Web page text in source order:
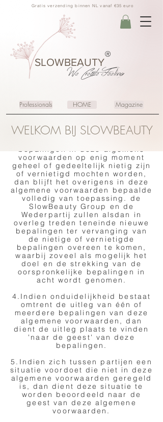
Gratis verzending binnen NL vanaf €35 euro
SLOWBEAUTY
We CreateFeeling
®
Professionals HOME Magazine
WELKOM BIJ SLOWBEAUTY
overeenkomst tussen de
SlowBeauty Group, hierna te
noemen: “de SlowBeauty Group”,
en een Wederpartij waarop de
SlowBeauty Group deze
voorwaarden van toepassing
heeft verklaard, voor zover van
deze voorwaarden niet door
partijen uitdrukkelijk en
schriftelijk is afgeweken.
eventuele inkoop­ of andere
voorwaarden van de Wederpartij
wordt uitdrukkelijk van de hand
gewezen.
bepalingen in deze algemene
voorwaarden op enig moment
geheel of gedeeltelijk nietig zijn
of vernietigd mochten worden,
dan blijft het overigens in deze
algemene voorwaarden bepaalde
volledig van toepassing. de
SlowBeauty Group en de
Wederpartij zullen alsdan in
overleg treden teneinde nieuwe
bepalingen ter vervanging van
de nietige of vernietigde
bepalingen overeen te komen,
waarbij zoveel als mogelijk het
doel en de strekking van de
oorspronkelijke bepalingen in
acht wordt genomen.
4.Indien onduidelijkheid bestaat
omtrent de uitleg van één of
meerdere bepalingen van deze
algemene voorwaarden, dan
dient de uitleg plaats te vinden
'naar de geest' van deze
bepalingen.
5.Indien zich tussen partijen een
situatie voordoet die niet in deze
algemene voorwaarden geregeld
is, dan dient deze situatie te
worden beoordeeld naar de
geest van deze algemene
voorwaarden.